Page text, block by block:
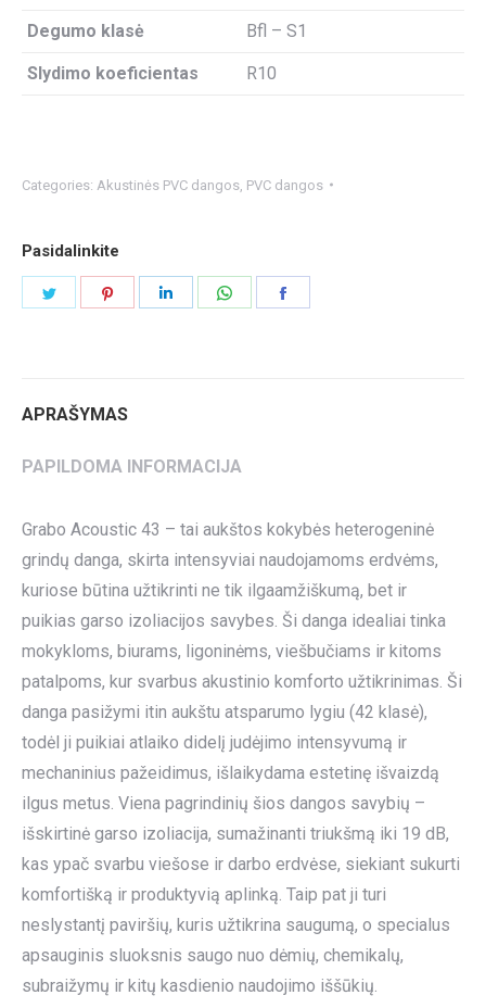
Degumo klasė Bfl – S1
Slydimo koeficientas R10
Categories: Akustinės PVC dangos PVC dangos
Pasidalinkite
APRAŠYMAS
PAPILDOMA INFORMACIJA
Grabo Acoustic 43 – tai aukštos kokybės heterogeninė
grindų danga, skirta intensyviai naudojamoms erdvėms,
kuriose būtina užtikrinti ne tik ilgaamžiškumą, bet ir
puikias garso izoliacijos savybes. Ši danga idealiai tinka
mokykloms, biurams, ligoninėms, viešbučiams ir kitoms
patalpoms, kur svarbus akustinio komforto užtikrinimas. Ši
danga pasižymi itin aukštu atsparumo lygiu (42 klasė),
todėl ji puikiai atlaiko didelį judėjimo intensyvumą ir
mechaninius pažeidimus, išlaikydama estetinę išvaizdą
ilgus metus. Viena pagrindinių šios dangos savybių –
išskirtinė garso izoliacija, sumažinanti triukšmą iki 19 dB,
kas ypač svarbu viešose ir darbo erdvėse, siekiant sukurti
komfortišką ir produktyvią aplinką. Taip pat ji turi
neslystantį paviršių, kuris užtikrina saugumą, o specialus
apsauginis sluoksnis saugo nuo dėmių, chemikalų,
subraižymų ir kitų kasdienio naudojimo iššūkių.